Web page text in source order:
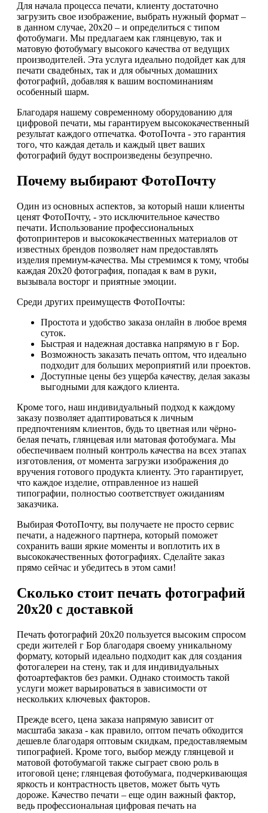
Для начала процесса печати, клиенту достаточно
загрузить свое изображение, выбрать нужный формат –
в данном случае, 20х20 – и определиться с типом
фотобумаги. Мы предлагаем как глянцевую, так и
матовую фотобумагу высокого качества от ведущих
производителей. Эта услуга идеально подойдет как для
печати свадебных, так и для обычных домашних
фотографий, добавляя к вашим воспоминаниям
особенный шарм.
Благодаря нашему современному оборудованию для
цифровой печати, мы гарантируем высококачественный
результат каждого отпечатка. ФотоПочта - это гарантия
того, что каждая деталь и каждый цвет ваших
фотографий будут воспроизведены безупречно.
Почему выбирают ФотоПочту
Один из основных аспектов, за который наши клиенты
ценят ФотоПочту, - это исключительное качество
печати. Использование профессиональных
фотопринтеров и высококачественных материалов от
известных брендов позволяет нам предоставлять
изделия премиум-качества. Мы стремимся к тому, чтобы
каждая 20х20 фотография, попадая к вам в руки,
вызывала восторг и приятные эмоции.
Среди других преимуществ ФотоПочты:
Простота и удобство заказа онлайн в любое время
суток.
Быстрая и надежная доставка напрямую в г Бор.
Возможность заказать печать оптом, что идеально
подходит для больших мероприятий или проектов.
Доступные цены без ущерба качеству, делая заказы
выгодными для каждого клиента.
Кроме того, наш индивидуальный подход к каждому
заказу позволяет адаптироваться к личным
предпочтениям клиентов, будь то цветная или чёрно-
белая печать, глянцевая или матовая фотобумага. Мы
обеспечиваем полный контроль качества на всех этапах
изготовления, от момента загрузки изображения до
вручения готового продукта клиенту. Это гарантирует,
что каждое изделие, отправленное из нашей
типографии, полностью соответствует ожиданиям
заказчика.
Выбирая ФотоПочту, вы получаете не просто сервис
печати, а надежного партнера, который поможет
сохранить ваши яркие моменты и воплотить их в
высококачественных фотографиях. Сделайте заказ
прямо сейчас и убедитесь в этом сами!
Сколько стоит печать фотографий
20х20 с доставкой
Печать фотографий 20х20 пользуется высоким спросом
среди жителей г Бор благодаря своему уникальному
формату, который идеально подходит как для создания
фотогалереи на стену, так и для индивидуальных
фотоартефактов без рамки. Однако стоимость такой
услуги может варьироваться в зависимости от
нескольких ключевых факторов.
Прежде всего, цена заказа напрямую зависит от
масштаба заказа - как правило, оптом печать обходится
дешевле благодаря оптовым скидкам, предоставляемым
типографией. Кроме того, выбор между глянцевой и
матовой фотобумагой также сыграет свою роль в
итоговой цене; глянцевая фотобумага, подчеркивающая
яркость и контрастность цветов, может быть чуть
дороже. Качество печати – еще один важный фактор,
ведь профессиональная цифровая печать на